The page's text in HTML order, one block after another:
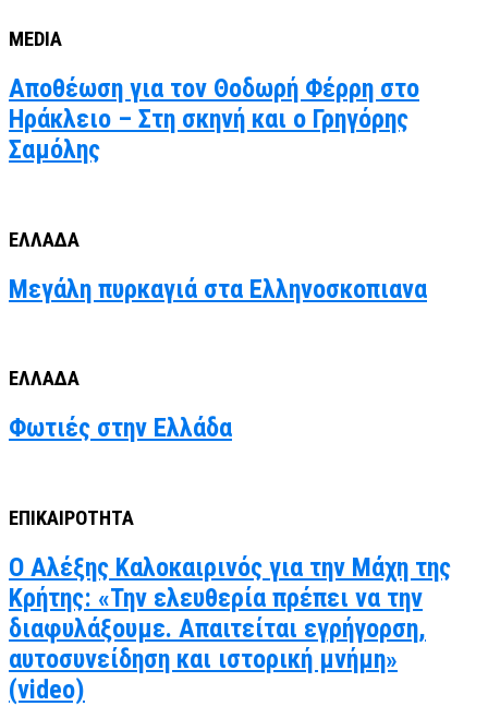
MEDIA
Αποθέωση για τον Θοδωρή Φέρρη στο
Ηράκλειο – Στη σκηνή και ο Γρηγόρης
Σαμόλης
ΕΛΛΑΔΑ
Μεγάλη πυρκαγιά στα Ελληνοσκοπιανα
ΕΛΛΑΔΑ
Φωτιές στην Ελλάδα
ΕΠΙΚΑΙΡΟΤΗΤΑ
Ο Αλέξης Καλοκαιρινός για την Μάχη της
Κρήτης: «Την ελευθερία πρέπει να την
διαφυλάξουμε. Απαιτείται εγρήγορση,
αυτοσυνείδηση και ιστορική μνήμη»
(video)